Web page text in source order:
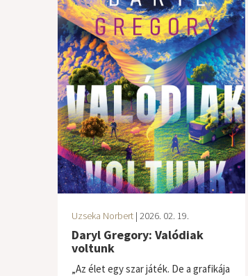
Uzseka Norbert| 2026. 02. 19.
Daryl Gregory: Valódiak
voltunk
„Az élet egy szar játék. De a grafikája